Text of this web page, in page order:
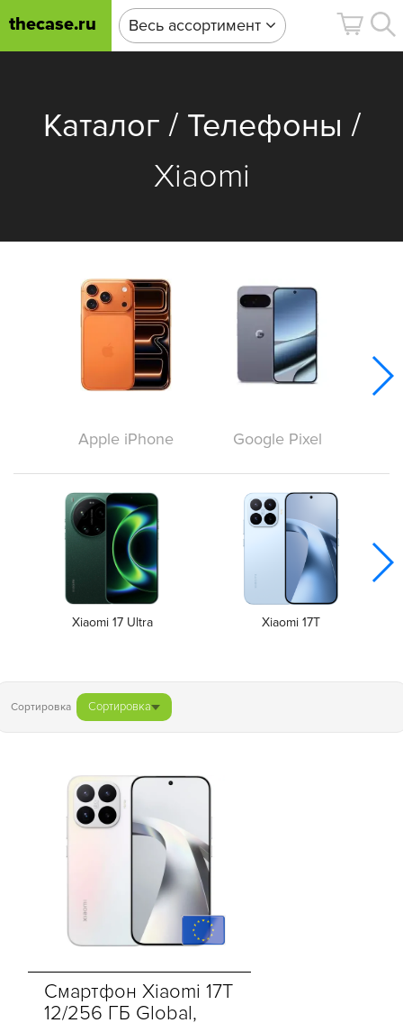
thecase.ru Весь ассортимент
Каталог / Телефоны /
Xiaomi
Apple iPhone Google Pixel
Xiaomi 17 Ultra Xiaomi 17T
Сортировка Сортировка
Смартфон Xiaomi 17T
12/256 ГБ Global,